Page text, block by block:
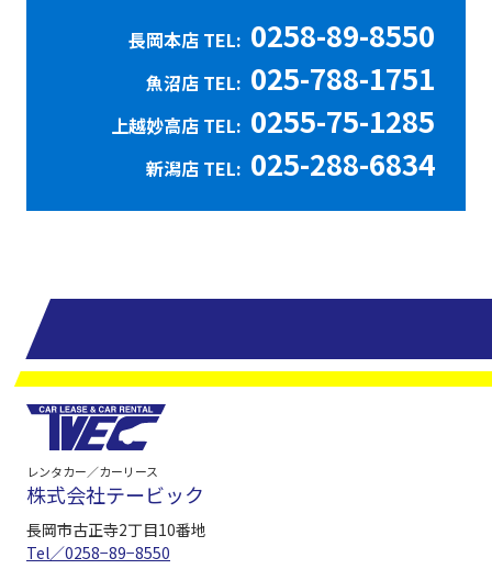
長岡本店 TEL: 0258-89-8550
魚沼店 TEL: 025-788-1751
上越妙高店 TEL: 0255-75-1285
新潟店 TEL: 025-288-6834
レンタカー／カーリース
株式会社テービック
長岡市古正寺2丁目10番地
Tel／0258−89−8550